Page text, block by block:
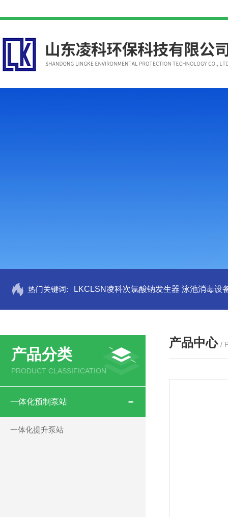
热门关键词: LKCLSN凌科次氯酸钠发生器 泳池消毒设
产品分类
PRODUCT CLASSIFICATION
一体化预制泵站
一体化提升泵站
产品中心 /